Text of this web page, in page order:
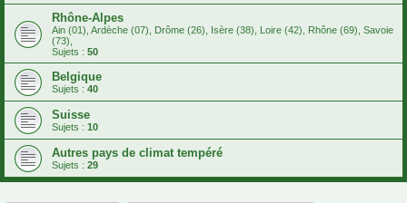
Rhône-Alpes
Ain (01), Ardèche (07), Drôme (26), Isère (38), Loire (42), Rhône (69), Savoie
(73),
Sujets : 50
Belgique
Sujets : 40
Suisse
Sujets : 10
Autres pays de climat tempéré
Sujets : 29